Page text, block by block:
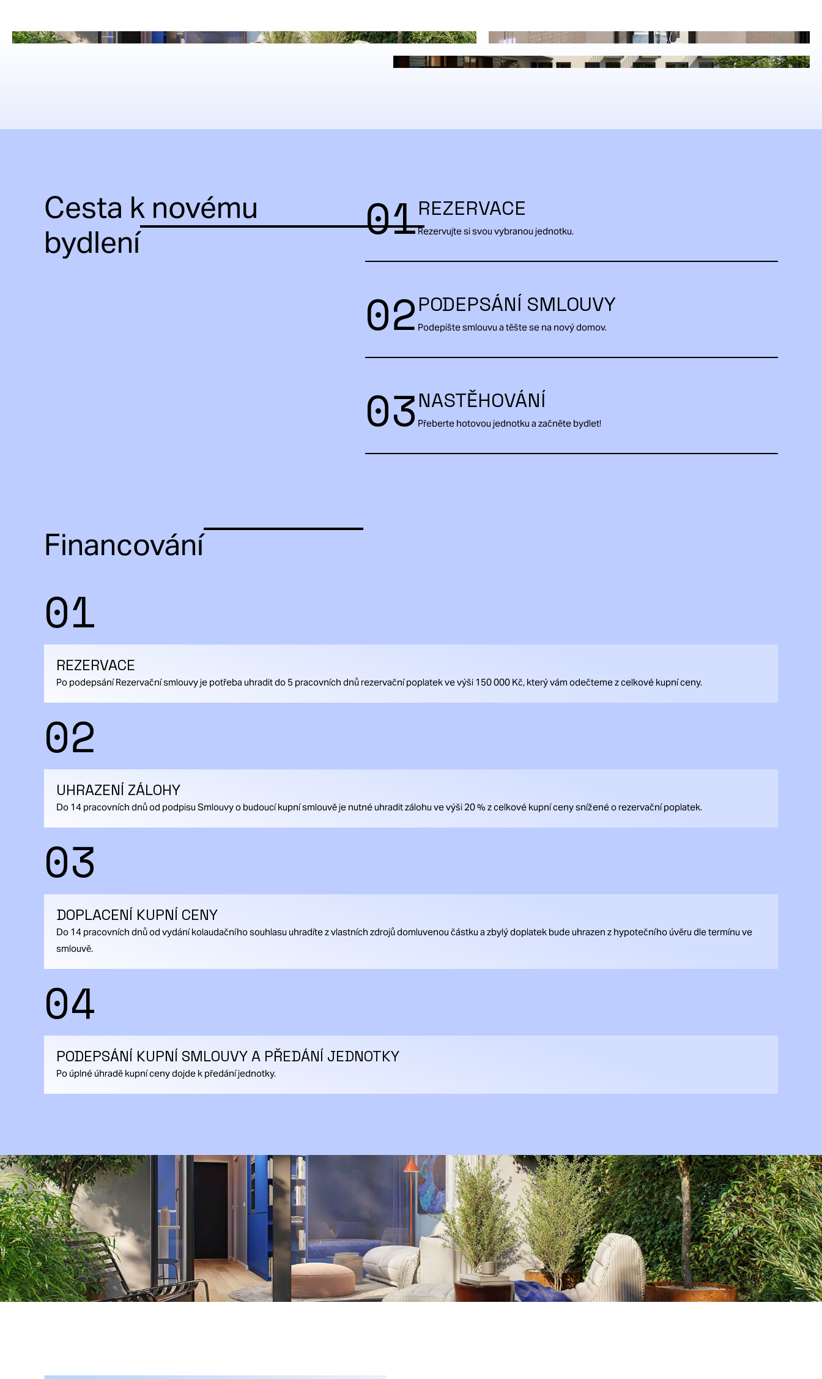
Cesta k novému
bydlení
01REZERVACE
Rezervujte si svou vybranou jednotku.
02 PODEPSÁNÍ SMLOUVY
Podepište smlouvu a těšte se na nový domov.
03 NASTĚHOVÁNÍ
Přeberte hotovou jednotku a začněte bydlet!
Financování
01
REZERVACE
Po podepsání Rezervační smlouvy je potřeba uhradit do 5 pracovních dnů rezervační poplatek ve výši 150 000 Kč, který vám odečteme z celkové kupní ceny.
02
UHRAZENÍ ZÁLOHY
Do 14 pracovních dnů od podpisu Smlouvy o budoucí kupní smlouvě je nutné uhradit zálohu ve výši 20 % z celkové kupní ceny snížené o rezervační poplatek.
03
DOPLACENÍ KUPNÍ CENY
Do 14 pracovních dnů od vydání kolaudačního souhlasu uhradíte z vlastních zdrojů domluvenou částku a zbylý doplatek bude uhrazen z hypotečního úvěru dle termínu ve
smlouvě.
04
PODEPSÁNÍ KUPNÍ SMLOUVY A PŘEDÁNÍ JEDNOTKY
Po úplné úhradě kupní ceny dojde k předání jednotky.